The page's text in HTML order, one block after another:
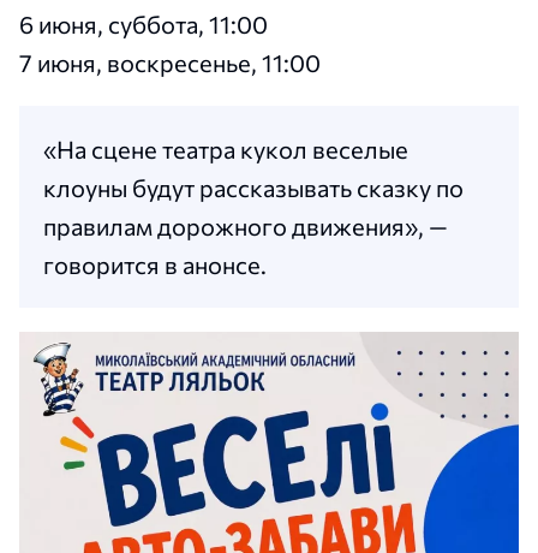
6 июня, суббота, 11:00
7 июня, воскресенье, 11:00
«На сцене театра кукол веселые
клоуны будут рассказывать сказку по
правилам дорожного движения», —
говорится в анонсе.